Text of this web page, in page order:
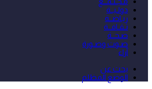
دولـيــة
ريـاضــة
ثـقـافــة
صـحــة
صـوت وصـورة
آراء
بحث عن
الوضع المظلم